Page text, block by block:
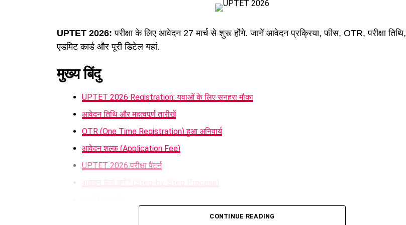
UPTET 2026: परीक्षा के लिए आवेदन 27 मार्च से शुरू होंगे. जानें आवेदन प्रक्रिया, फीस, OTR, परीक्षा तिथि,
एडमिट कार्ड और पूरी डिटेल यहां.
मुख्य बिंदु
UPTET 2026 Registration: युवाओं के लिए सुनहरा मौका
आवेदन तिथि और महत्वपूर्ण तारीखें
OTR (One Time Registration) हुआ अनिवार्य
आवेदन शुल्क (Application Fee)
UPTET 2026 परीक्षा पैटर्न
आवेदन कैसे करें? (Step-by-Step Process)
CONTINUE READING